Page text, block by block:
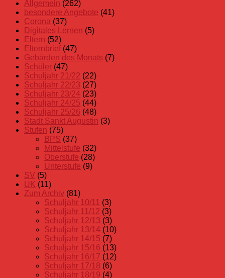
Oberstufe
Schüler
Schuljahr
Stufen
Allgemein (262)
besondere Angebote (41)
Corona (37)
Digitales Lernen (5)
Eltern (52)
Elternbrief(47)
Gebärden des Monats (7)
Schüler (47)
Schuljahr 21/22 (22)
Schuljahr 22/23 (27)
Schuljahr 23/24 (23)
Schuljahr 24/25 (44)
Schuljahr 25/26 (48)
Stadt Sankt Augustin (3)
Stufen (75)
BPS (37)
Mittelstufe (32)
Oberstufe (28)
Unterstufe (9)
SV (5)
UK (11)
Zum Archiv (81)
Schuljahr 10/11 (3)
Schuljahr 11/12 (3)
Schuljahr 12/13 (3)
Schuljahr 13/14 (10)
Schuljahr 14/15 (7)
Schuljahr 15/16 (13)
Schuljahr 16/17 (12)
Schuljahr 17/18 (6)
Schuljahr 18/19 (4)